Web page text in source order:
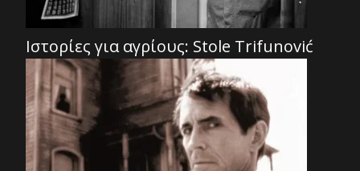
Ιστορίες για αγρίους: Stole Trifunović